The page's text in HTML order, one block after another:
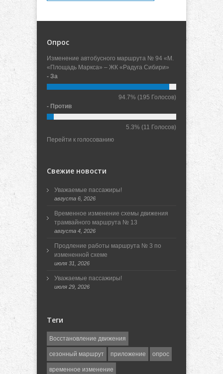
Опрос
Изменение автобусного маршрута № 94 «М.
«Площадь Маркса» – ЖК «Радуга Сибири»
- За
94.7% (195 Голосов)
- Против
5.3% (11 Голосов)
Перейти к голосованию
Свежие новости
Уважаемые пассажиры!
августа 6, 2026
Временное изменение схемы движения
трамвайного маршрута № 13
августа 4, 2026
Продление работы маршрута № 3 по
измененной схеме
июля 31, 2026
Уважаемые пассажиры!
июля 29, 2026
Теги
Восстановление движения
сезонный маршрут приложение опрос
временное изменение